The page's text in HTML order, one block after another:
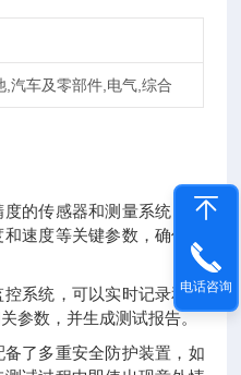
,汽车及零部件,电气,综合
的传感器和测量系统，能
速度等关键参数，确保测
系统，可以实时记录和监
参数，并生成测试报告。
备了多重安全防护装置，如
电话咨询